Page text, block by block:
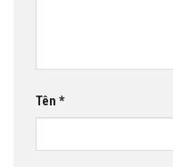
Tên *